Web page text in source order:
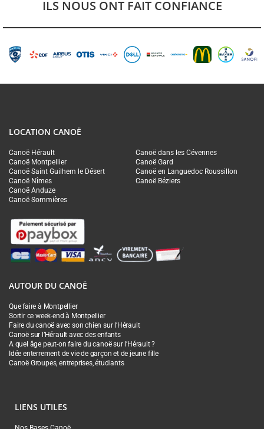
ILS NOUS ONT FAIT CONFIANCE
LOCATION CANOË
Canoë Hérault
Canoë Montpellier
Canoë Saint Guilhem le Désert
Canoë Nîmes
Canoë Anduze
Canoë Sommières
Canoë dans les Cévennes
Canoë Gard
Canoë en Languedoc Roussillon
Canoë Béziers
AUTOUR DU CANOË
Que faire à Montpellier
Sortir ce week-end à Montpellier
Faire du canoë avec son chien sur l’Hérault
Canoë sur l’Hérault avec des enfants
A quel âge peut-on faire du canoë sur l’Hérault ?
Idée enterrement de vie de garçon et de jeune fille
Canoë Groupes, entreprises, étudiants
LIENS UTILES